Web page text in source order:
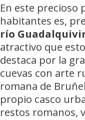
En este precioso
habitantes es,
río
atractivo que
destaca por la
cuevas con arte
romana de
propio casco
restos romanos,